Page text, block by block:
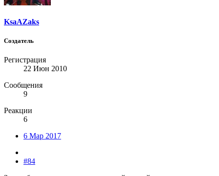
KsaAZaks
Создатель
Регистрация
22 Июн 2010
Сообщения
9
Реакции
6
6 Мар 2017
#84